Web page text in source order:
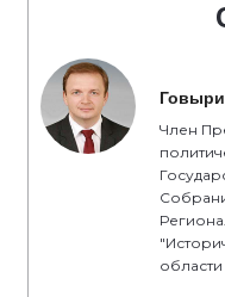
Член
области